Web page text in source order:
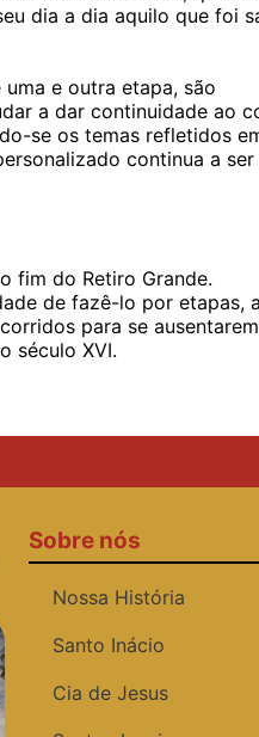
dia a dia aquilo que foi
e outra etapa, são
a dar continuidade ao
se os temas refletidos
continua a
fim do Retiro Grande.
de fazê-lo por etapas,
para se
século XVI.
Sobre nós
Nossa História
Santo Inácio
Cia de Jesus